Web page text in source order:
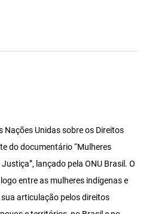
Nações Unidas sobre os Direitos
do documentário “Mulheres
lançado pela ONU Brasil. O
entre as mulheres indígenas e
articulação pelos direitos